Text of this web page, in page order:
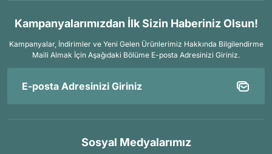
Kampanyalarımızdan İlk Sizin Haberiniz Olsun!
Kampanyalar, İndirimler ve Yeni Gelen Ürünlerimiz Hakkında Bilgilendirme
Maili Almak İçin Aşağıdaki Bölüme E-posta Adresinizi Giriniz.
Sosyal Medyalarımız